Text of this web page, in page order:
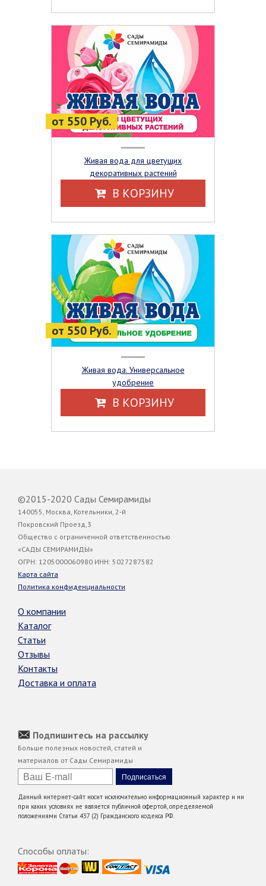
от 550 Руб.
Живая вода для цветущих
декоративных растений
В КОРЗИНУ
от 550 Руб.
Живая вода. Универсальное
удобрение
В КОРЗИНУ
©2015-2020 Сады Семирамиды
140055, Москва, Котельники, 2-й
Покровский Проезд,3
Общество с ограниченной ответственностью
«САДЫ СЕМИРАМИДЫ»
ОГРН: 1205000060980 ИНН: 5027287582
Карта сайта
Политика конфиденциальности
О компании
Каталог
Статьи
Отзывы
Контакты
Доставка и оплата
Подпишитесь на рассылку
Больше полезных новостей, статей и
материалов от Сады Семирамиды
Данный интернет-сайт носит исключительно информационный характер и ни
при каких условиях не является публичной офертой, определяемой
положениями Статьи 437 (2) Гражданского кодекса РФ.
Способы оплаты: